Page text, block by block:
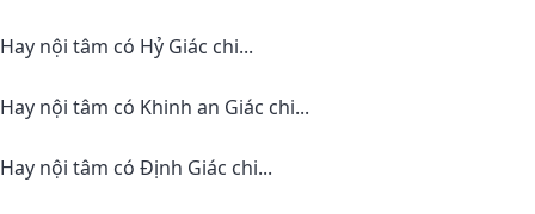
Hay nội tâm có Hỷ Giác chi...
Hay nội tâm có Khinh an Giác chi...
Hay nội tâm có Ðịnh Giác chi...